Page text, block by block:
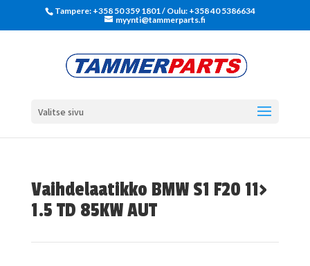
Tampere: +358 50 359 1801‬ / Oulu: +358 40 5386634
myynti@tammerparts.fi
Valitse sivu
Vaihdelaatikko BMW S1 F20 11>
1.5 TD 85KW AUT